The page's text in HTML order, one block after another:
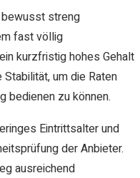
streng
fast völlig
kurzfristig hohes Gehalt
um die Raten
bedienen zu können.
Eintrittsalter und
der Anbieter.
ausreichend